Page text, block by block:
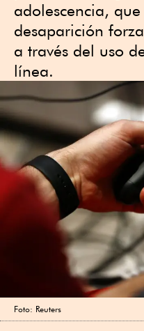
adolescencia,
desaparición
a través del uso
línea.
Foto: Reuters